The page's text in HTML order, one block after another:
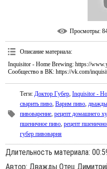
Просмотры:
Описание материала:
Inquisitor - Home Brewing: https://
Сообщество в ВК: https://vk.com/
Теги: Доктор Губер, Inquisitor -
сварить пиво, Варим пиво,
пивоварение, рецепт домашнего
пшеничное пиво, рецепт
губер пивоварня
Длительность материала:
Автор: Дважды Отец